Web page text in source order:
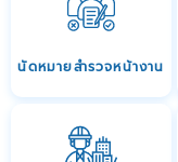
นัดหมายสำรวจหน้างาน